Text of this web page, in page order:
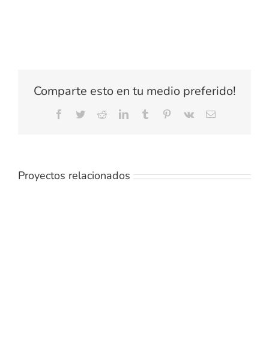
Comparte esto en tu medio preferido!
Facebook
TwitterRedditLinkedInTumblr Pinterest
Vk
Correo
Proyectos relacionados